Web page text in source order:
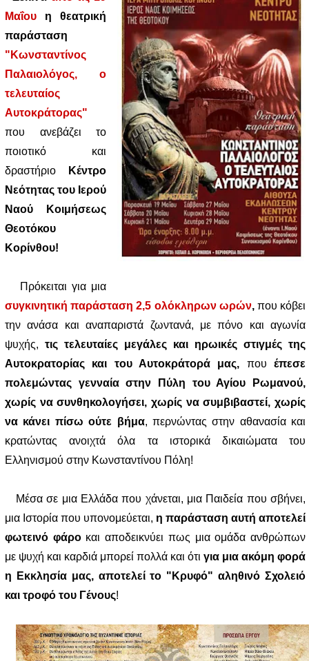
Μαΐου η θεατρική
παράσταση
"Κωνσταντίνος
Παλαιολόγος, ο
τελευταίος
Αυτοκράτορας"
που ανεβάζει το
ποιοτικό και
δραστήριο
Κέντρο
Νεότητας του Ιερού
Ναού Κοιμήσεως
Θεοτόκου
Κορίνθου!
Πρόκειται για μια
συγκινητική παράσταση 2,5 ολόκληρων ωρών,που κόβει
την ανάσα και αναπαριστά ζωντανά, με πόνο και αγωνία
ψυχής, τις τελευταίες μεγάλες και ηρωικές στιγμές της
Αυτοκρατορίας και του Αυτοκράτορά μας, πουέπεσε
πολεμώντας γενναία στην Πύλη του Αγίου Ρωμανού,
χωρίς να συνθηκολογήσει, χωρίς να συμβιβαστεί, χωρίς
να κάνει πίσω ούτε βήμα, περνώντας στην αθανασία και
κρατώντας ανοιχτά όλα τα ιστορικά δικαιώματα του
Ελληνισμού στην Κωνσταντίνου Πόλη!
Μέσα σε μια Ελλάδα που χάνεται, μια Παιδεία που σβήνει,
μια Ιστορία που υπονομεύεται, η παράσταση αυτή αποτελεί
φωτεινό φάρο και αποδεικνύει πως μια ομάδα ανθρώπων
με ψυχή και καρδιά μπορεί πολλά και ότι για μια ακόμη φορά
η Εκκλησία μας, αποτελεί το "Κρυφό" αληθινό Σχολειό
και τροφό του Γένους!